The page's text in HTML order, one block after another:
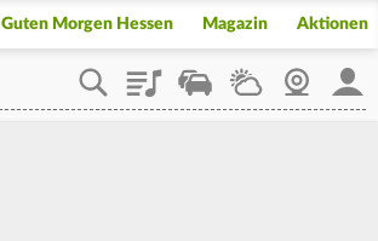
Guten Morgen Hessen Magazin Aktionen
PlaylistStaupilotWetterWebcam